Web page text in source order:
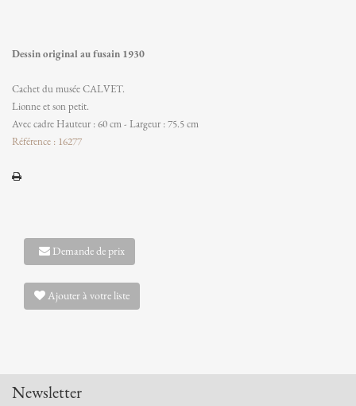
Dessin original au fusain 1930
Cachet du musée CALVET.
Lionne et son petit.
Avec cadre Hauteur : 60 cm - Largeur : 75.5 cm
Référence : 16277
Demande de prix
Ajouter à votre liste
Newsletter